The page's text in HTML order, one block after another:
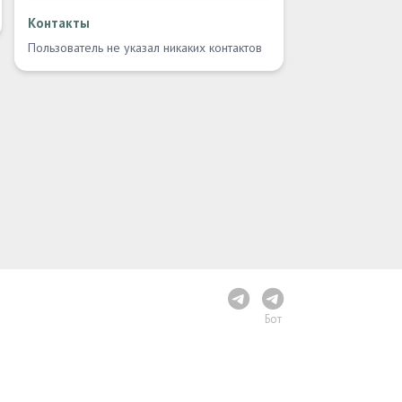
Контакты
Пользователь не указал никаких контактов
Бот